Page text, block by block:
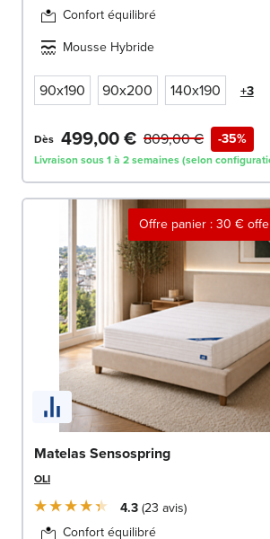
Confort équilibré
Mousse Hybride
90x190 90x200 140x190 +3
Dès 499,00 € -35%
809,00 €
Livraison sous 1 à 2 semaines (selon
Offre panier : 30 €
Matelas Sensospring
OLI
4.3 23 avis
Confort équilibré